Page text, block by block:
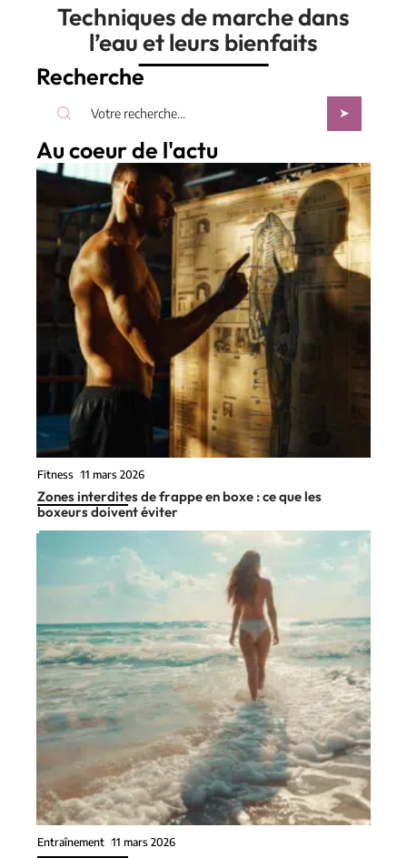
Techniques de marche dans
l’eau et leurs bienfaits
Recherche
Au coeur de l'actu
Fitness 11 mars 2026
Zones interdites de frappe en boxe : ce que les
boxeurs doivent éviter
Entraînement 11 mars 2026